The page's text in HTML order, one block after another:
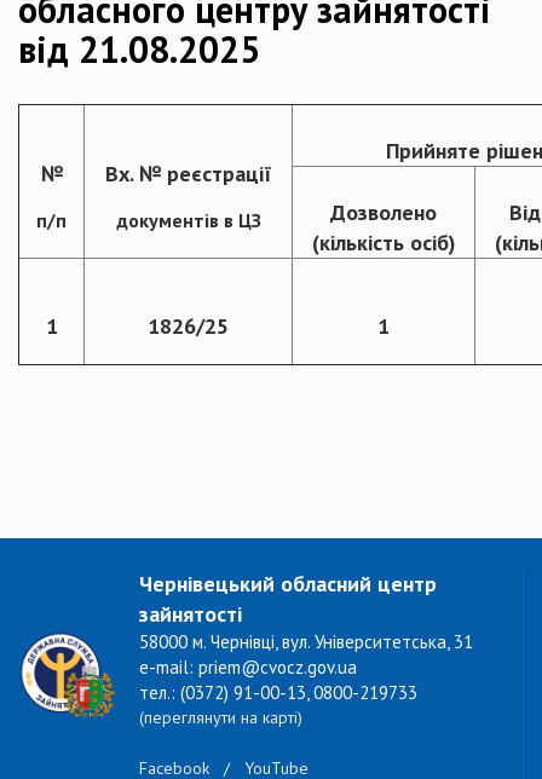
від 21.08.2025
№
п/п
Вх. № реєстрації
документів в ЦЗ
Прийняте
Дозволено
(кількість осіб)
1 1826/25 1
Чернівецький обласний центр
зайнятості
58000 м. Чернівці, вул. Університетська, 31
e-mail: priem@cvocz.gov.ua
тел.: (0372) 91-00-13, 0800-219733
(переглянути на карті)
Facebook / YouTube